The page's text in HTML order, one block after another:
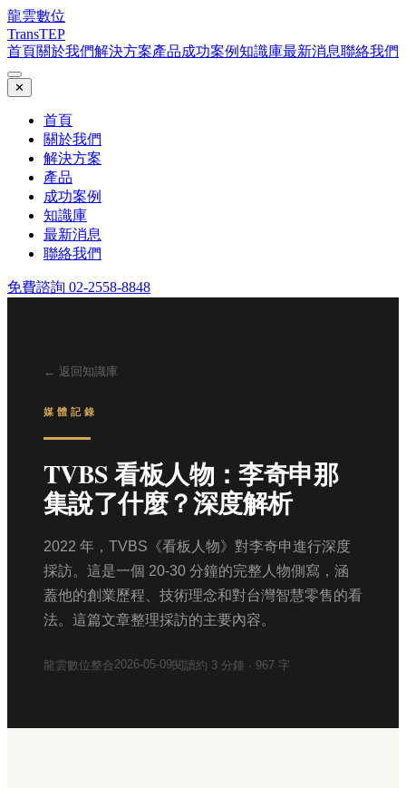
龍雲數位
TransTEP
首頁關於我們解決方案產品成功案例知識庫最新消息聯絡我們
✕
首頁
關於我們
解決方案
產品
成功案例
知識庫
最新消息
聯絡我們
免費諮詢 02-2558-8848
← 返回知識庫
媒體記錄
TVBS 看板人物：李奇申那
集說了什麼？深度解析
2022 年，TVBS《看板人物》對李奇申進行深度
採訪。這是一個 20-30 分鐘的完整人物側寫，涵
蓋他的創業歷程、技術理念和對台灣智慧零售的看
法。這篇文章整理採訪的主要內容。
龍雲數位整合2026-05-09閱讀約 3 分鐘 · 967 字